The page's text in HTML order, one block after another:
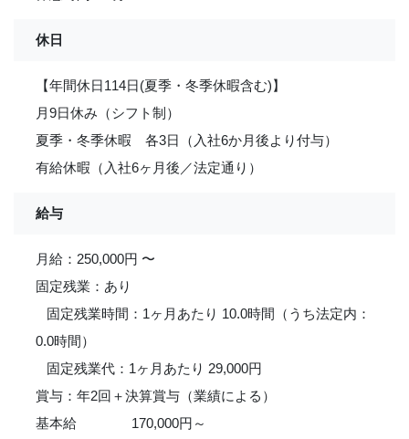
休日
【年間休日114日(夏季・冬季休暇含む)】
月9日休み（シフト制）
夏季・冬季休暇 各3日（入社6か月後より付与）
有給休暇（入社6ヶ月後／法定通り）
給与
月給：250,000円 〜
固定残業：あり
固定残業時間：1ヶ月あたり 10.0時間（うち法定内：
0.0時間）
固定残業代：1ヶ月あたり 29,000円
賞与：年2回＋決算賞与（業績による）
基本給 170,000円～